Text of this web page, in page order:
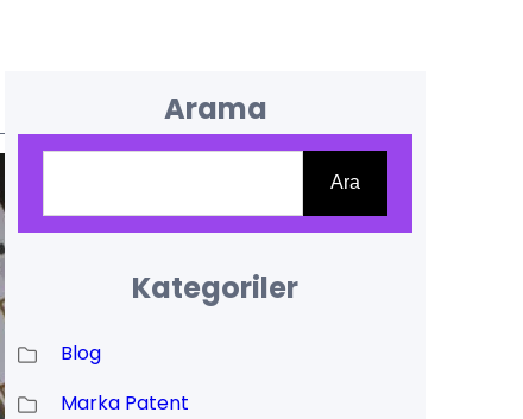
Arama
Ara
Ara
Kategoriler
Blog
Marka Patent